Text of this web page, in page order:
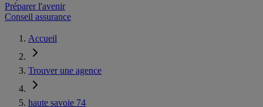
Préparer l'avenir
Conseil assurance
Accueil
Trouver une agence
haute savoie 74